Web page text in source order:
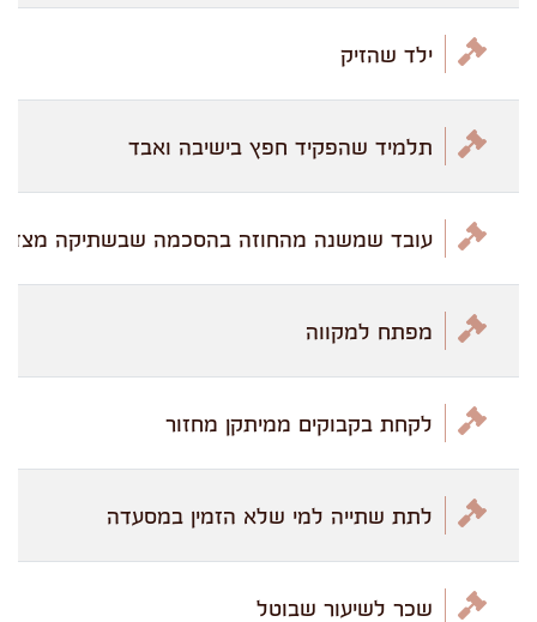
ילד שהזיק
תלמיד שהפקיד חפץ בישיבה ואבד
עובד שמשנה מהחוזה בהסכמה שבשתיקה מצד
מפתח למקווה
לקחת בקבוקים ממיתקן מחזור
לתת שתייה למי שלא הזמין במסעדה
שכר לשיעור שבוטל